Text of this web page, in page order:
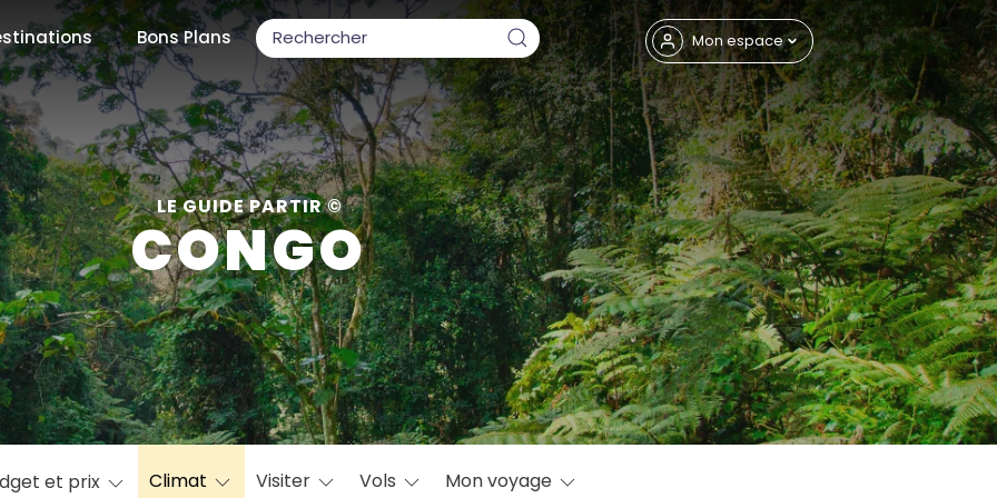
Bons Plans Mon espace
LE GUIDE PARTIR ©
CONGO
et prix Climat Visiter Vols Mon voyage
Fermer
populaires
mois
Février Mars Avril Mai Juin Juillet Août
Septembre
Novembre Décembre